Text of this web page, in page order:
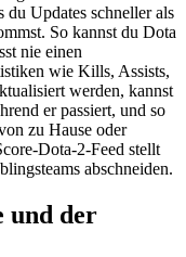
du Updates schneller als
So kannst du Dota
nie einen
wie Kills, Assists,
werden, kannst
er passiert, und so
zu Hause oder
Dota-2-Feed stellt
abschneiden.
und der